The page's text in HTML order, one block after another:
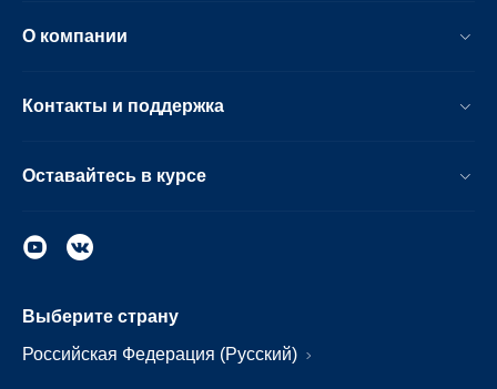
О компании
Контакты и поддержка
Оставайтесь в курсе
Выберите страну
Российская Федерация (Русский)